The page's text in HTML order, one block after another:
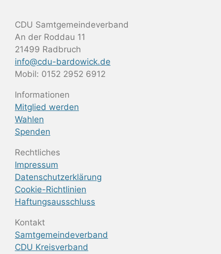
CDU Samtgemeindeverband
An der Roddau 11
21499 Radbruch
info@cdu-bardowick.de
Mobil: 0152 2952 6912
Informationen
Mitglied werden
Wahlen
Spenden
Rechtliches
Impressum
Datenschutzerklärung
Cookie-Richtlinien
Haftungsausschluss
Kontakt
Samtgemeindeverband
CDU Kreisverband